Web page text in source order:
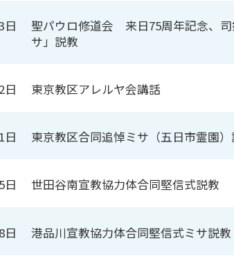
日
聖パウロ修道会 来日75周年記念、
サ」説教
日 東京教区アレルヤ会講話
日 東京教区合同追悼ミサ（五日市霊園
日 世田谷南宣教協力体合同堅信式説教
日 港品川宣教協力体合同堅信式ミサ説教